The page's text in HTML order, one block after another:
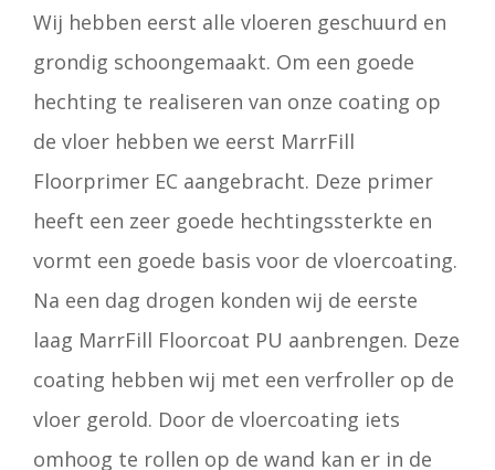
Wij hebben eerst alle vloeren geschuurd en
grondig schoongemaakt. Om een goede
hechting te realiseren van onze coating op
de vloer hebben we eerst MarrFill
Floorprimer EC aangebracht. Deze primer
heeft een zeer goede hechtingssterkte en
vormt een goede basis voor de vloercoating.
Na een dag drogen konden wij de eerste
laag MarrFill Floorcoat PU aanbrengen. Deze
coating hebben wij met een verfroller op de
vloer gerold. Door de vloercoating iets
omhoog te rollen op de wand kan er in de